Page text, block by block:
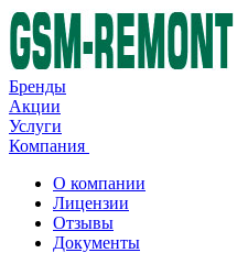
Бренды
Акции
Услуги
Компания
О компании
Лицензии
Отзывы
Документы